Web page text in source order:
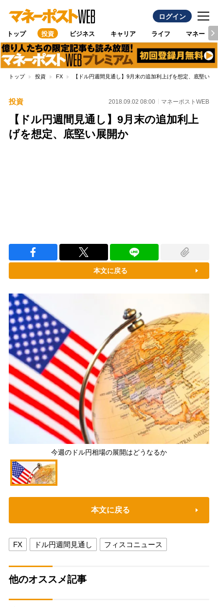
ログイン
トップ 投資 ビジネス キャリア ライフ マネー
トップ 投資 FX 【ドル円週間見通し】9月末の追加利上げを想定、底堅い展
投資 2018.09.02 08:00 マネーポストWEB
【ドル円週間見通し】9月末の追加利上
げを想定、底堅い展開か
本文に戻る
今週のドル円相場の展開はどうなるか
本文に戻る
FX ドル円週間見通し フィスコニュース
他のオススメ記事